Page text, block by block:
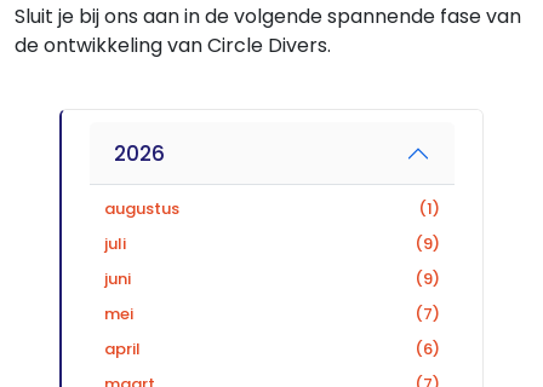
Sluit je bij ons aan in de volgende spannende fase van
de ontwikkeling van Circle Divers.
2026
augustus
(1)
juli
(9)
juni
(9)
mei
(7)
april
(6)